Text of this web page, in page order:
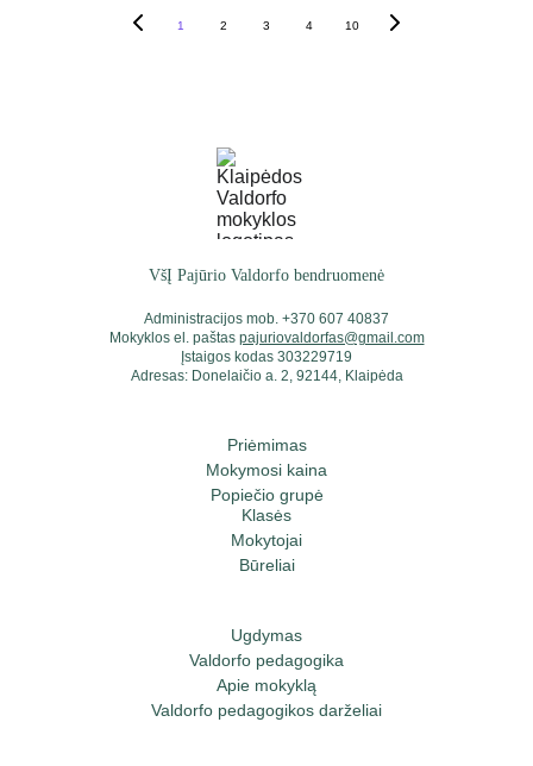
1 2 3 4 10
VšĮ Pajūrio Valdorfo bendruomenė
Administracijos mob. +370 607 40837
Mokyklos el. paštas pajuriovaldorfas@gmail.com
Įstaigos kodas 303229719
Adresas: Donelaičio a. 2, 92144, Klaipėda
Ugdymas
Apie mokyklą
Priėmimas
Mokymosi kaina
Popiečio grupė
Valdorfo pedagogikos darželiai
Klasės
Mokytojai
Valdorfo pedagogika
Būreliai